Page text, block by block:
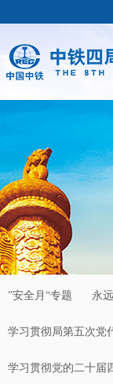
”安全月“专题 永
学习贯彻局第五次党
学习贯彻党的二十届